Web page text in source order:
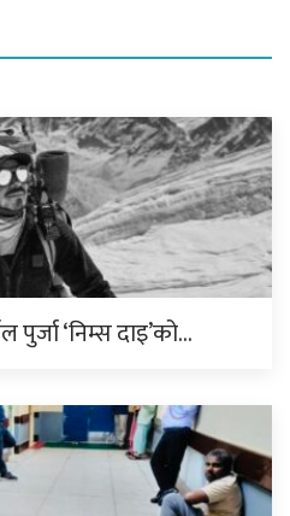
पुर्जा ‘निम्स दाइ’को…